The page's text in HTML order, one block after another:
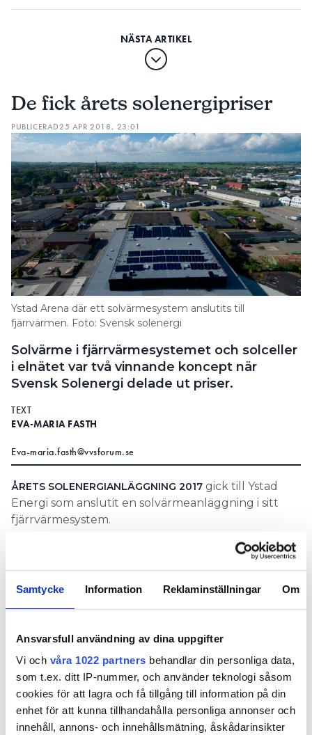
Samtycke Information Reklaminställningar Om
Ansvarsfull användning av dina uppgifter
Vi och våra 1022 partners behandlar din personliga data,
som t.ex. ditt IP-nummer, och använder teknologi såsom
cookies för att lagra och få tillgång till information på din
enhet för att kunna tillhandahålla personliga annonser och
innehåll, annons- och innehållsmätning, åskådarinsikter
Priserna
De fick årets solenergipriser
PUBLICERAD25 APR 2018, 23:01
Ystad Arena där ett solvärmesystem anslutits till
fjärrvärmen. Foto: Svensk solenergi
Solvärme i fjärrvärmesystemet och solceller
i elnätet var två vinnande koncept när
Svensk Solenergi delade ut priser.
TEXT
EVA-MARIA FASTH
Eva-maria.fasth@vvsforum.se
ÅRETS SOLENERGIANLÄGGNING 2017 gick till Ystad
Energi som anslutit en solvärmeanläggning i sitt
fjärrvärmesystem.
Årets prestation 2017 gavs till forskaren Joakim
Widén vid Uppsala universitet som studerat hur
lokala elnät klarar 22 procents solenergi redan i
Solcellsel i elnät är omdiskuterat då det kan finnas
viss risk för överspänning eller överbelastning i
enskilda lokala elnät.
– 2018 har vi nöjet att premiera såväl integrationen
av solel i våra elnät som solvärme i våra